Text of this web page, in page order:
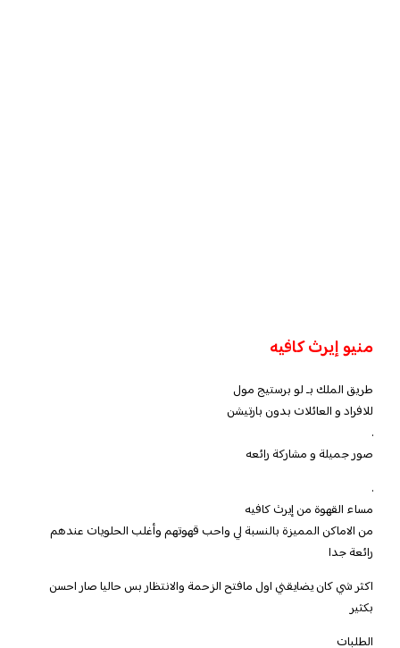
منيوإيرث كافيه
طريق الملك بـ لو برستيج مول
للافراد و العائلات بدون بارتيشن
.
صور جميلة و مشاركة رائعه
.
مساء القهوة من إيرث كافيه
من الاماكن المميزة بالنسبة لي واحب قهوتهم وأغلب الحلويات عندهم
رائعة جدا
اكثر شي كان يضايقني اول مافتح الزحمة والانتظار بس حاليا صار احسن
بكثير
الطلبات